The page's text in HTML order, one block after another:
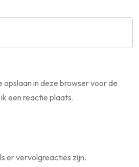
opslaan in deze browser voor de
een reactie plaats.
er vervolgreacties zijn.